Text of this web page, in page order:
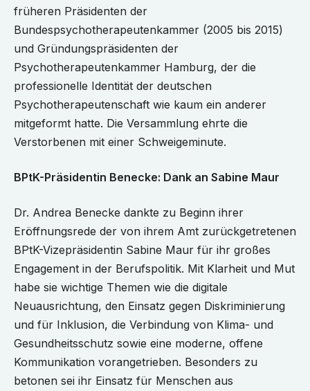
früheren Präsidenten der
Bundespsychotherapeutenkammer (2005 bis 2015)
und Gründungspräsidenten der
Psychotherapeutenkammer Hamburg, der die
professionelle Identität der deutschen
Psychotherapeutenschaft wie kaum ein anderer
mitgeformt hatte. Die Versammlung ehrte die
Verstorbenen mit einer Schweigeminute.
BPtK-Präsidentin Benecke: Dank an Sabine Maur
Dr. Andrea Benecke dankte zu Beginn ihrer
Eröffnungsrede der von ihrem Amt zurückgetretenen
BPtK-Vizepräsidentin Sabine Maur für ihr großes
Engagement in der Berufspolitik. Mit Klarheit und Mut
habe sie wichtige Themen wie die digitale
Neuausrichtung, den Einsatz gegen Diskriminierung
und für Inklusion, die Verbindung von Klima- und
Gesundheitsschutz sowie eine moderne, offene
Kommunikation vorangetrieben. Besonders zu
betonen sei ihr Einsatz für Menschen aus